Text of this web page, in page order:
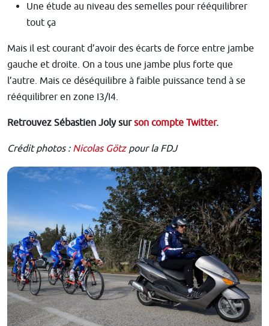
Une étude au niveau des semelles pour rééquilibrer
tout ça
Mais il est courant d’avoir des écarts de force entre jambe
gauche et droite. On a tous une jambe plus forte que
l’autre. Mais ce déséquilibre à faible puissance tend à se
rééquilibrer en zone I3/I4.
Retrouvez Sébastien Joly surson compte Twitter.
Crédit photos : Nicolas Götzpour la FDJ